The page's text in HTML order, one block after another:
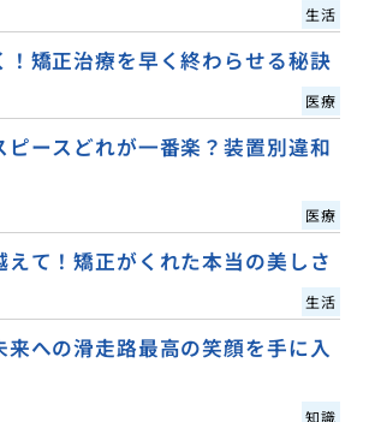
生活
！矯正治療を早く終わらせる秘訣
医療
ピースどれが一番楽？装置別違和
医療
えて！矯正がくれた本当の美しさ
生活
来への滑走路最高の笑顔を手に入
知識